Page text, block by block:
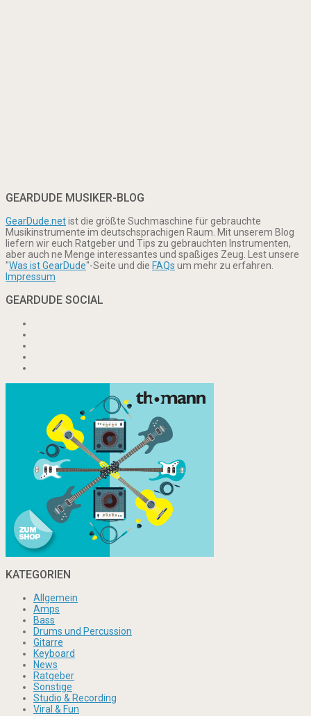
GEARDUDE MUSIKER-BLOG
GearDude.netist die größte Suchmaschine für gebrauchte
Musikinstrumente im deutschsprachigen Raum. Mit unserem Blog
liefern wir euch Ratgeber und Tips zu gebrauchten Instrumenten,
aber auch ne Menge interessantes und spaßiges Zeug. Lest unsere
"Was ist GearDude"-Seite und die FAQs um mehr zu erfahren.
Impressum
GEARDUDE SOCIAL
KATEGORIEN
Allgemein
Amps
Bass
Drums und Percussion
Gitarre
Keyboard
News
Ratgeber
Sonstige
Studio & Recording
Viral & Fun